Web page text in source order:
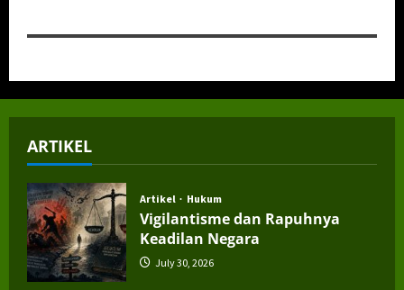
ARTIKEL
Artikel Hukum
Vigilantisme dan Rapuhnya
Keadilan Negara
July 30, 2026